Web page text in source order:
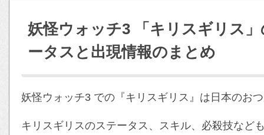
妖怪ウォッチ3 「キリスギリス
ータスと出現情報のまとめ
妖怪ウォッチ3 での『キリスギリス』は日本のお
キリスギリスのステータス、スキル、必殺技など